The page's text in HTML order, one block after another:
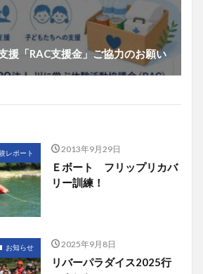
援「RAC支援金」ご協力のお願い
レポート 2013年9月29日
Ｅボート フリップリカバ
リー訓練！
お知らせ 2025年9月8日
リバーパラダイス2025行